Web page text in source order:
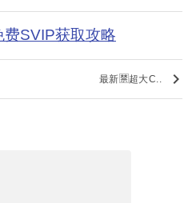
SVIP获取攻略
最新🈲超大C.. keyboard_arrow_right